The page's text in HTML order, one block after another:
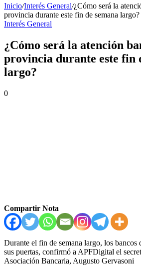
Inicio/Interés General/¿Cómo será la
provincia durante este fin de semana largo?
Interés General
¿Cómo será la atención
provincia durante este fin
largo?
0
Compartir Nota
Durante el fin de semana largo, los bancos
sus puertas, confirmó a APFDigital el
Asociación Bancaria, Augusto Gervasoni